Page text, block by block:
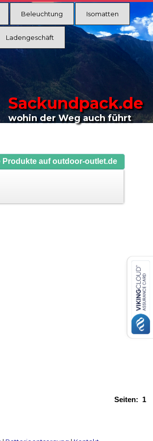
Beleuchtung Isomatten
Ladengeschäft
Sackundpack.de
wohin der Weg auch führt
Produkte auf outdoor-outlet.de
Seiten: 1